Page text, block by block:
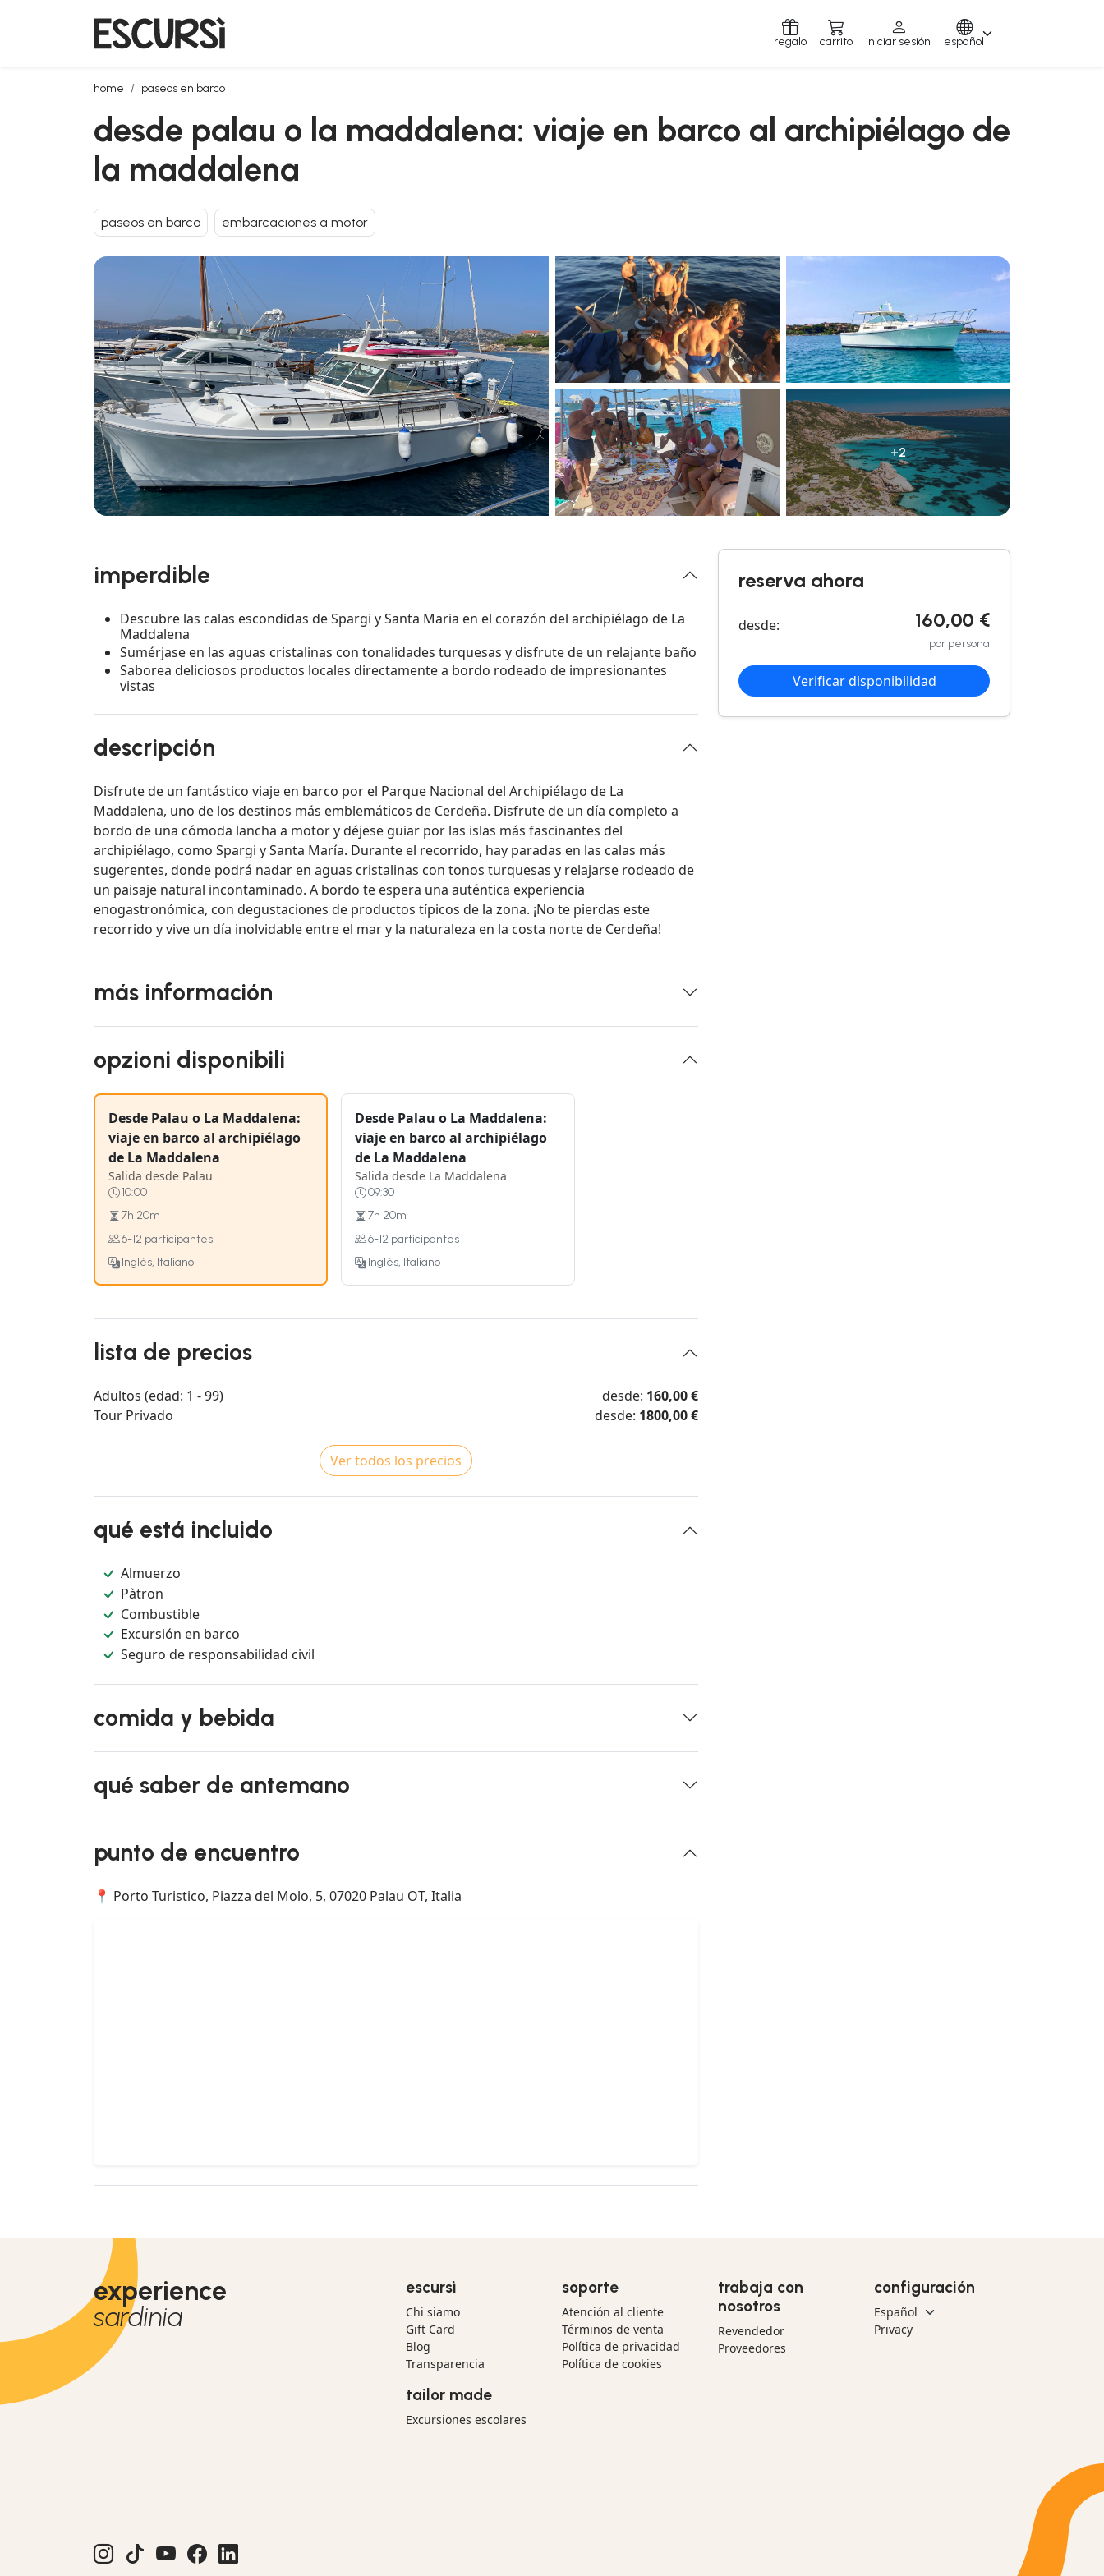
regalo carrito iniciar sesión español
home paseos en barco
desde palau o la maddalena: viaje en barco al archipiélago de la maddalena
desde palau o la maddalena: viaje en barco al archipiélago de
la maddalena
paseos en barco embarcaciones a motor
+2
imperdible
Descubre las calas escondidas de Spargi y Santa Maria en el corazón del archipiélago de La
Maddalena
Sumérjase en las aguas cristalinas con tonalidades turquesas y disfrute de un relajante baño
Saborea deliciosos productos locales directamente a bordo rodeado de impresionantes
vistas
descripción
Disfrute de un fantástico viaje en barco por el Parque Nacional del Archipiélago de La
Maddalena, uno de los destinos más emblemáticos de Cerdeña. Disfrute de un día completo a
bordo de una cómoda lancha a motor y déjese guiar por las islas más fascinantes del
archipiélago, como Spargi y Santa María. Durante el recorrido, hay paradas en las calas más
sugerentes, donde podrá nadar en aguas cristalinas con tonos turquesas y relajarse rodeado de
un paisaje natural incontaminado. A bordo te espera una auténtica experiencia
enogastronómica, con degustaciones de productos típicos de la zona. ¡No te pierdas este
recorrido y vive un día inolvidable entre el mar y la naturaleza en la costa norte de Cerdeña!
más información
opzioni disponibili
Desde Palau o La Maddalena:
viaje en barco al archipiélago
de La Maddalena
Salida desde Palau
10:00
7h 20m
6-12 participantes
Inglés, Italiano
Desde Palau o La Maddalena:
viaje en barco al archipiélago
de La Maddalena
Salida desde La Maddalena
09:30
7h 20m
6-12 participantes
Inglés, Italiano
lista de precios
Adultos (edad: 1 - 99) desde: 160,00 €
Tour Privado
desde: 1800,00 €
Ver todos los precios
qué está incluido
Almuerzo
Pàtron
Combustible
Excursión en barco
Seguro de responsabilidad civil
comida y bebida
qué saber de antemano
punto de encuentro
📍 Porto Turistico, Piazza del Molo, 5, 07020 Palau OT, Italia
reserva ahora
desde: 160,00 €
por persona
Verificar disponibilidad
experience
sardinia
escursì
Chi siamo
Gift Card
Blog
Transparencia
tailor made
Excursiones escolares
soporte
Atención al cliente
Términos de venta
Política de privacidad
Política de cookies
trabaja con
nosotros
Revendedor
Proveedores
configuración
Privacy